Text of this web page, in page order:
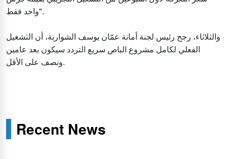
واحد فقط".
والثلاثاء، رجح رئيس لجنة أمانة عمّان يوسف الشواربة، أن التشغيل
الفعلي لكامل مشروع الباص سريع التردد سيكون بعد عامين
ونصف على الأقل.
Recent News